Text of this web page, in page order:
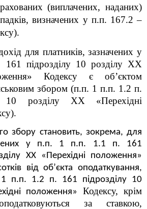
(виплачених, наданих)
визначених у п.п. 167.2 –
для платників, зазначених у
161
підрозділу 10 розділу XX
Кодексу є об’єктом
збором (п.п. 1 п.п. 1.2 п.
10 розділу XX «Перехідні
збору становить, зокрема, для
у п.п. 1 п.п. 1.1 п. 161
XX «Перехідні положення»
від об’єкта оподаткування,
1 п.п. 1.2 п. 161 підрозділу 10
положення» Кодексу, крім
за ставкою,